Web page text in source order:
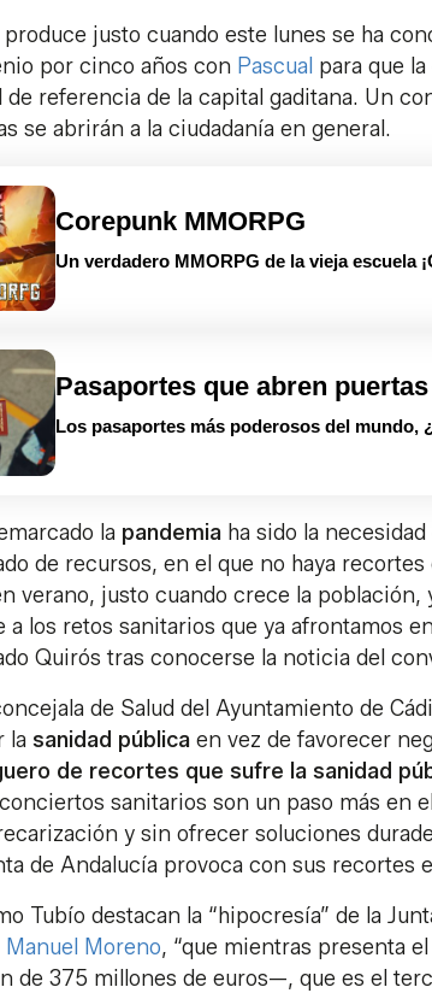
produce justo cuando este lunes se ha
por cinco años con Pascual para que
de referencia de la capital gaditana. Un
se abrirán a la ciudadanía en general.
Corepunk MMORPG
Un verdadero MMORPG de la vieja escuela
Pasaportes que abren puertas
Los pasaportes más poderosos del mundo,
la pandemia ha sido la
de recursos, en el que no haya
verano, justo cuando crece la
a los retos sanitarios que ya afrontamos
Quirós tras conocerse la noticia del
de Salud del Ayuntamiento de
la sanidad pública en vez de favorecer
de recortes que sufre la sanidad
sanitarios son un paso más en
y sin ofrecer soluciones
de Andalucía provoca con sus recortes
Tubío destacan la “hipocresía” de la
Manuel Moreno, “que mientras presenta
de 375 millones de euros—, que es el